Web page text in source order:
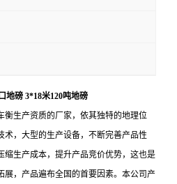
地磅 3*18米120吨地磅
衡生产资质的厂家，依其独特的地理位
术，大型的生产设备，不断完善产品性
缩生产成本，提升产品竞价优势，这也是
展，产品遍布全国的首要因素。本公司产